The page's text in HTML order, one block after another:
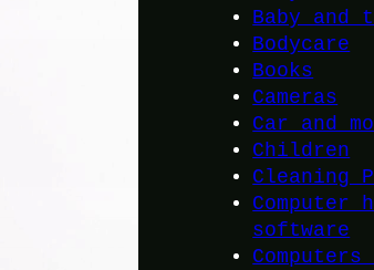
Baby and
Bodycare
Books
Cameras
Car and
Children
Cleaning
Computer
software